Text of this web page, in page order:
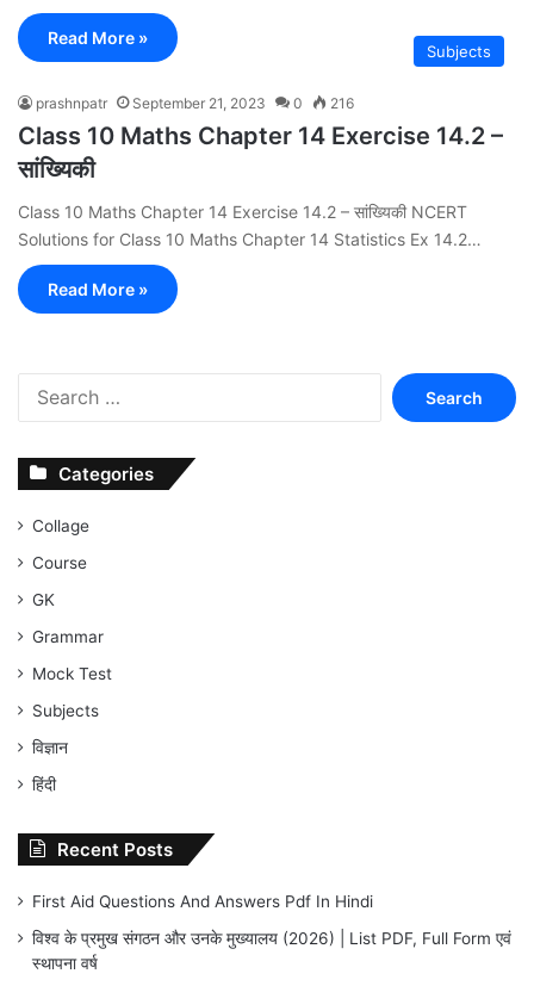
Read More »
Subjects
prashnpatr September 21, 2023 0 216
Class 10 Maths Chapter 14 Exercise 14.2 –
सांख्यिकी
Class 10 Maths Chapter 14 Exercise 14.2 – सांख्यिकी NCERT
Solutions for Class 10 Maths Chapter 14 Statistics Ex 14.2…
Read More »
Search
for:
Categories
Collage
Course
GK
Grammar
Mock Test
Subjects
विज्ञान
हिंदी
Recent Posts
First Aid Questions And Answers Pdf In Hindi
विश्व के प्रमुख संगठन और उनके मुख्यालय (2026) | List PDF, Full Form एवं
स्थापना वर्ष